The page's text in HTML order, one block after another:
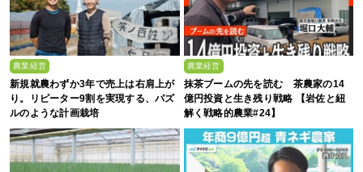
農業経営
新規就農わずか3年で売上は右肩上が
り。リピーター9割を実現する、パズ
ルのような計画栽培
農業経営
抹茶ブームの先を読む 茶農家の14
億円投資と生き残り戦略 【岩佐と紐
解く戦略的農業#24】